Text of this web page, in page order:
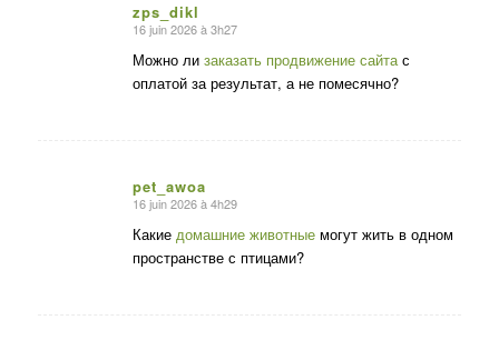
zps_dikl
dit
16 juin 2026 à 3h27
Можно ли заказать продвижение сайтас
оплатой за результат, а не помесячно?
pet_awoa
dit
16 juin 2026 à 4h29
Какие домашние животныемогут жить в одном
пространстве с птицами?